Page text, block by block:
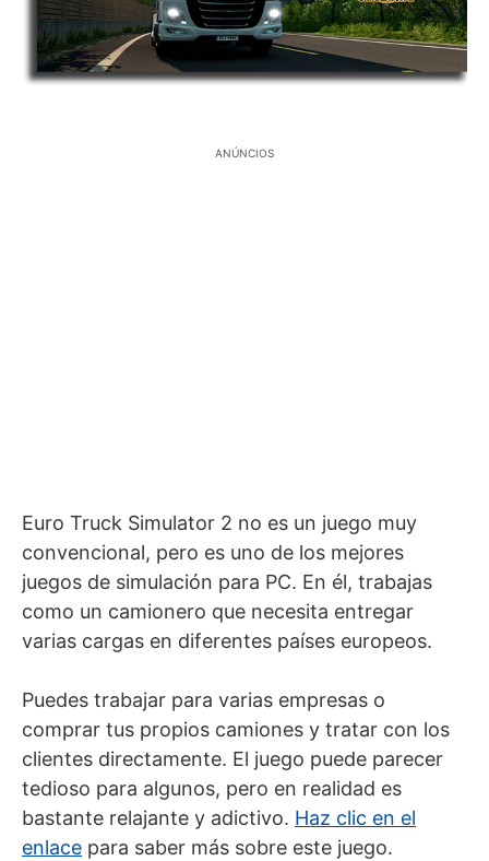
ANÚNCIOS
Euro Truck Simulator 2 no es un juego muy
convencional, pero es uno de los mejores
juegos de simulación para PC. En él, trabajas
como un camionero que necesita entregar
varias cargas en diferentes países europeos.
Puedes trabajar para varias empresas o
comprar tus propios camiones y tratar con los
clientes directamente. El juego puede parecer
tedioso para algunos, pero en realidad es
bastante relajante y adictivo. Haz clic en el
enlace para saber más sobre este juego.